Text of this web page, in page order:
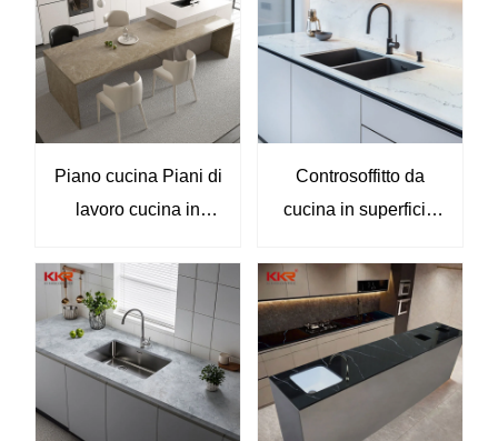
Piano cucina Piani di
lavoro cucina in
superficie solida
Piani di lavoro KKR-
M8863
Controsoffitto da
cucina in superficie
fornitura diretta in
fabbrica con lavello
integrato KKR-M8894